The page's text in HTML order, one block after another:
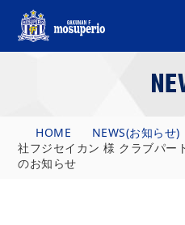
HOME NEWS(お知らせ)
社フジセイカン 様 クラブパー
のお知らせ